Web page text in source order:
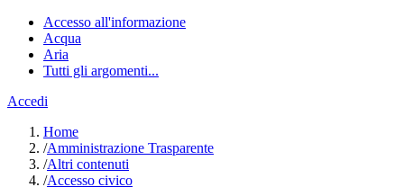
Accesso all'informazione
Acqua
Aria
Tutti gli argomenti...
Accedi
Home
/Amministrazione Trasparente
/Altri contenuti
/Accesso civico